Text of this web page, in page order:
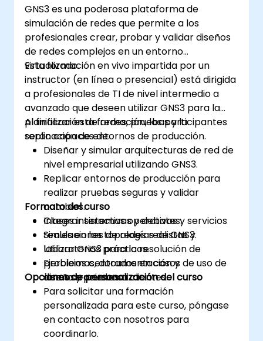
GNS3 es una poderosa plataforma de
simulación de redes que permite a los
profesionales crear, probar y validar diseños
de redes complejos en un entorno
virtualizado.
Esta formación en vivo impartida por un
instructor (en línea o presencial) está dirigida
a profesionales de TI de nivel intermedio a
avanzado que deseen utilizar GNS3 para la
planificación de redes, pruebas y la
replicación de entornos de producción.
Al finalizar esta formación, los participantes
serán capaces de:
Diseñar y simular arquitecturas de red de
nivel empresarial utilizando GNS3.
Replicar entornos de producción para
realizar pruebas seguras y validar
cambios.
Integrar sistemas operativos y servicios
reales en las topologías de GNS3.
Utilizar GNS3 para la resolución de
problemas, documentación y
demostraciones a clientes.
Formato del curso
Clases interactivas y debates.
Simulaciones de redes realistas y
laboratorios prácticos.
Ejercicios centrados en casos de uso de
diseño y pruebas.
Opciones de personalización del curso
Para solicitar una formación
personalizada para este curso, póngase
en contacto con nosotros para
coordinarlo.